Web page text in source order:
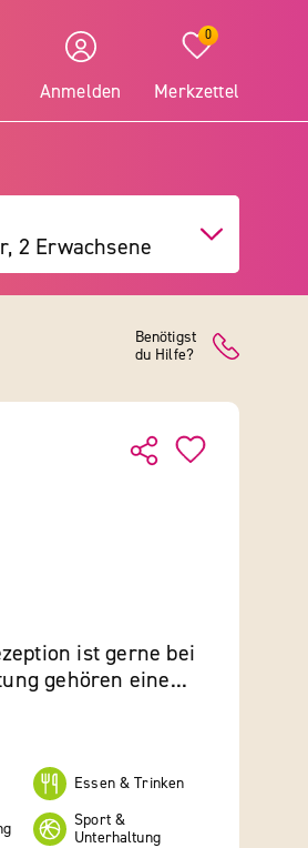
Anmelden
0
Merkzettel
2 Erwachsene
Benötigst
du Hilfe?
ist gerne bei
gehören eine...
Essen & Trinken
Sport &
Unterhaltung